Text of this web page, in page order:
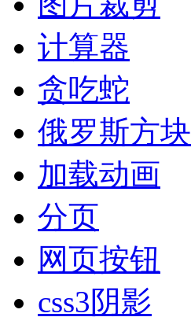
计算器
贪吃蛇
俄罗斯方块
加载动画
分页
网页按钮
css3阴影